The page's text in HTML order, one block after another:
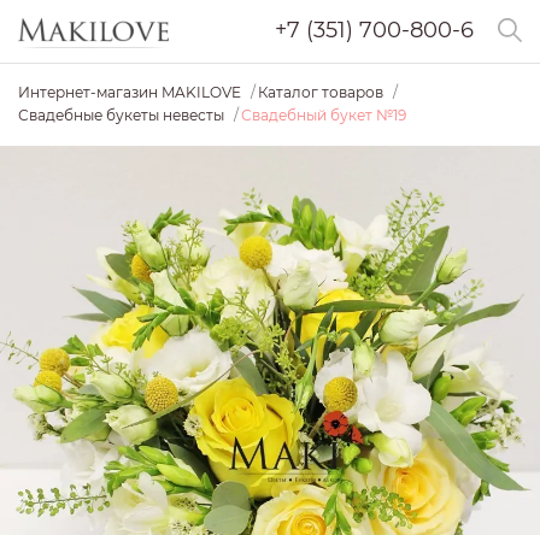
+7 (351) 700-800-6
Интернет-магазин MAKILOVE
Каталог товаров
Свадебные букеты невесты
Свадебный букет №19